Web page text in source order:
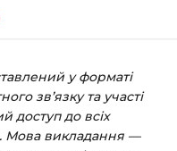
— натисніть
та пароль).
(більше 8
у форматі
зв’язку та участі
доступ до всіх
Мова викладання —